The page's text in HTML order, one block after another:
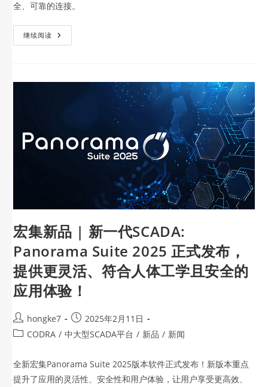
全、可靠的连接。
继续阅读
宏集新品 | 新一代SCADA:
Panorama Suite 2025 正式发布，
提供更灵活、符合人体工学且安全的
应用体验！
hongke7
2025年2月11日
CODRA / 中大型SCADA平台 / 新品 / 新闻
全新宏集Panorama Suite 2025版本软件正式发布！新版本重点
提升了应用的灵活性、安全性和用户体验，让用户享受更高效、